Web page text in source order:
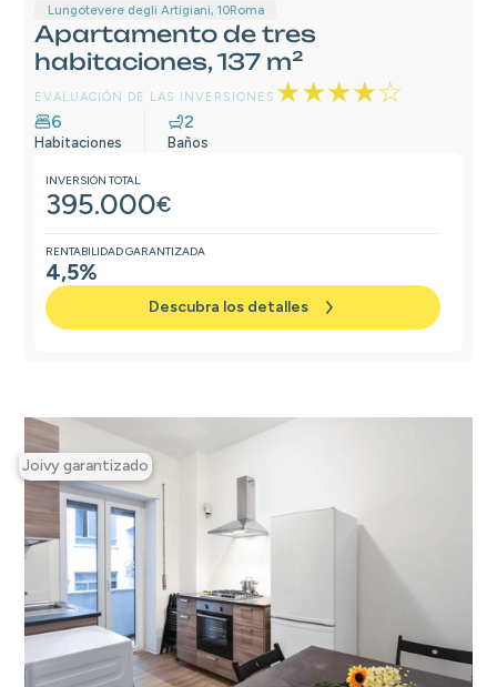
Lungotevere degli Artigiani, 10Roma
Apartamento de tres
habitaciones, 137 m²
EVALUACIÓN DE LAS INVERSIONES ★★★★☆
6
Habitaciones
2
Baños
INVERSIÓN TOTAL
395.000€
RENTABILIDAD GARANTIZADA
4,5%
Descubra los detalles
Joivy garantizado